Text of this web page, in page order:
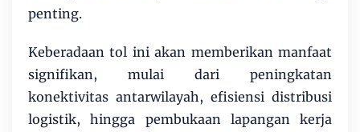
penting.
Keberadaan tol ini akan memberikan manfaat
signifikan, mulai dari peningkatan
konektivitas antarwilayah, efisiensi distribusi
logistik, hingga pembukaan lapangan kerja